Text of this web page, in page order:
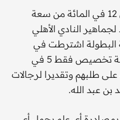
من جانب ثان، تم تخصيص أكثر من 12 في المائة من سعة
النادي الأهلي
البطولة اشترطت في
المادة رقم (13-2) في فقرتها الرابعة تخصيص فقط 5 في
على طلبهم وتقديرا لرجالات
بن عبد الله.